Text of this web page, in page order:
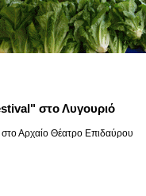
στο Λυγουριό
Αρχαίο Θέατρο Επιδαύρου